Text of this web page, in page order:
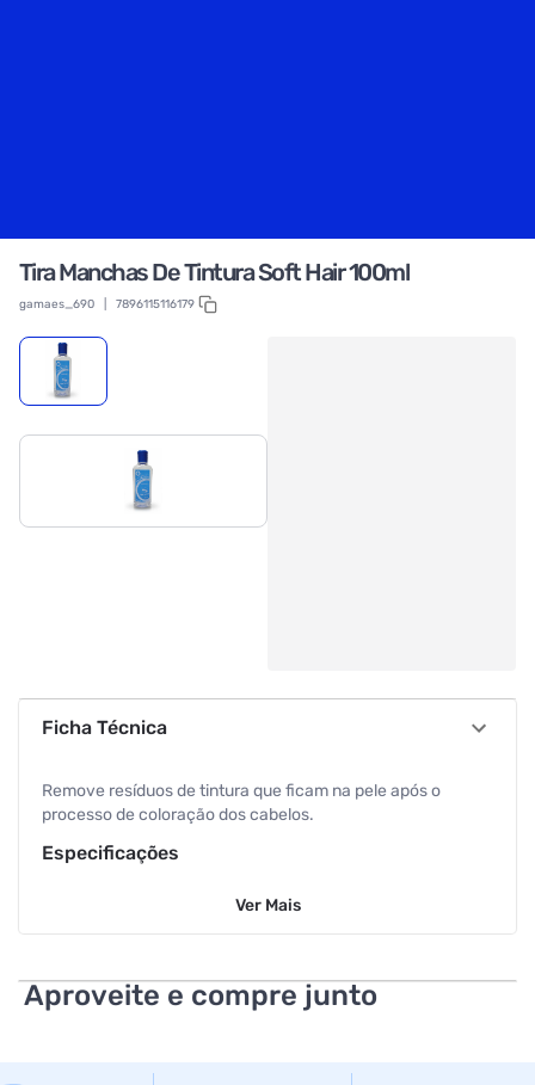
Tira Manchas De Tintura Soft Hair 100ml
gamaes_690 7896115116179
Ficha Técnica
Remove resíduos de tintura que ficam na pele após o
processo de coloração dos cabelos.
Especificações
100 ml
Ver Mais
Aproveite e compre junto